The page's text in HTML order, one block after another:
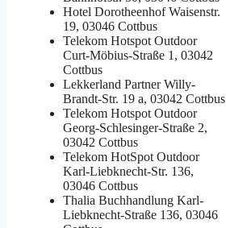
Hotel DorotheenhofWaisenstr.
19, 03046 Cottbus
Telekom Hotspot Outdoor
Curt-Möbius-Straße 1, 03042
Cottbus
Lekkerland PartnerWilly-
Brandt-Str. 19 a, 03042 Cottbus
Telekom Hotspot Outdoor
Georg-Schlesinger-Straße 2,
03042 Cottbus
Telekom HotSpot Outdoor
Karl-Liebknecht-Str. 136,
03046 Cottbus
Thalia Buchhandlung Karl-
Liebknecht-Straße 136, 03046